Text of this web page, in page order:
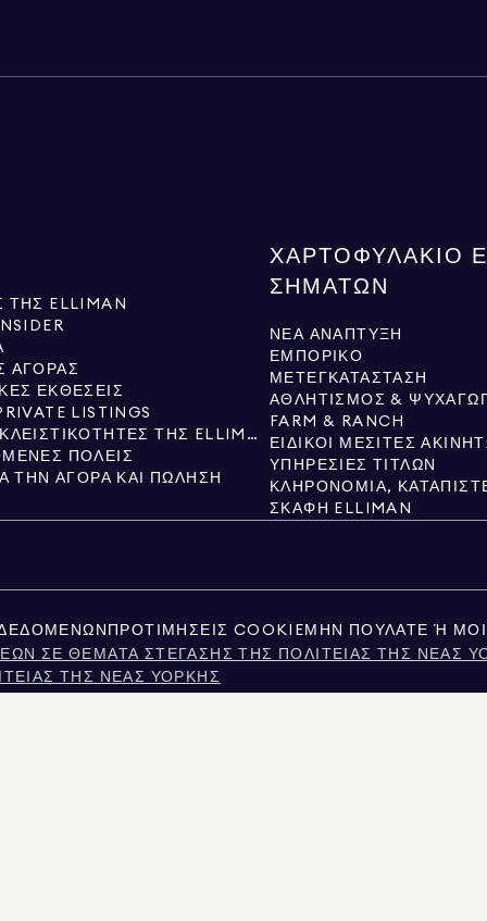
ELLIMAN
ΑΓΟΡΆΣ
ΕΚΘΈΣΕΙΣ
LISTINGS
ΝΈΕΣ ΑΠΟΚΛΕΙΣΤΙΚΌΤΗΤΕΣ ΤΗΣ ELLIMAN
ΠΌΛΕΙΣ
ΤΗΝ ΑΓΟΡΆ ΚΑΙ ΠΏΛΗΣΗ
ΧΑΡΤΟΦΥΛΆΚΙΟ
ΣΗΜΆΤΩΝ
ΝΈΑ ΑΝΆΠΤΥΞΗ
ΕΜΠΟΡΙΚΌ
ΜΕΤΕΓΚΑΤΆΣΤΑΣΗ
ΑΘΛΗΤΙΣΜΌΣ &
FARM & RANCH
ΕΙΔΙΚΟΊ ΜΕΣΊΤΕΣ
ΥΠΗΡΕΣΊΕΣ ΤΊΤΛΩΝ
ΣΚΆΦΗ ELLIMAN
ΠΡΟΤΙΜΉΣΕΙΣ COOKIE ΜΗΝ ΠΟΥΛΆΤΕ Ή
ΣΕ ΘΈΜΑΤΑ ΣΤΈΓΑΣΗΣ ΤΗΣ ΠΟΛΙΤΕΊΑΣ ΤΗΣ ΝΈΑΣ
ΤΗΣ ΝΈΑΣ ΥΌΡΚΗΣ